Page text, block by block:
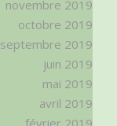
novembre 2019
octobre 2019
septembre 2019
juin 2019
mai 2019
avril 2019
février 2019